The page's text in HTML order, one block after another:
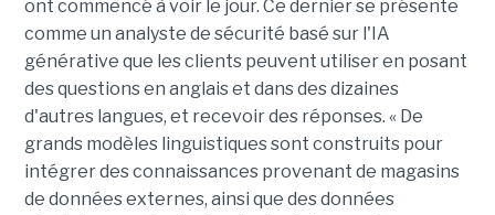
ont commencé à voir le jour. Ce dernier se présente
comme un analyste de sécurité basé sur l'IA
générative que les clients peuvent utiliser en posant
des questions en anglais et dans des dizaines
d'autres langues, et recevoir des réponses. « De
grands modèles linguistiques sont construits pour
intégrer des connaissances provenant de magasins
de données externes, ainsi que des données